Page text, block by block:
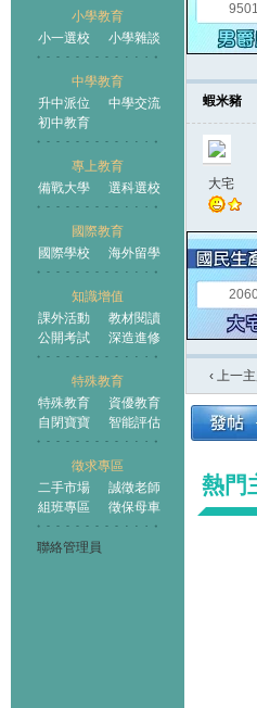
小學教育
小一選校
小學雜談
中學教育
升中派位
中學交流
初中教育
專上教育
備戰大學
選科選校
國際教育
國際學校
海外留學
知識增值
課外活動
教材閱讀
公開考試
深造進修
特殊教育
特殊教育
資優教育
自閉寶寶
智能評估
徵求專區
二手市場
誠徵老師
組班專區
徵保母車
聯絡管理員
9501
蝦米豬
大宅
‹ 上一
熱門